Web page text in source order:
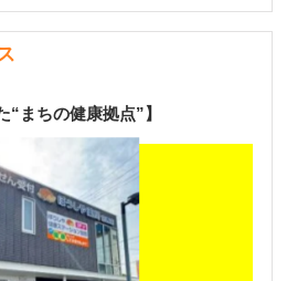
たつの神戸
県たつの市揖保川町神戸北山223-6・
番号：0791-76-7677・メール：
・オープン日：2025年7月1日
竜野駅より約5分／国道2号線沿い／
しています。ファームスタッフの手
を中心に、店
期的に開催しており、地域との交流
商品をお届けするだけでなく、“ 見守
っとした会話や様子から生活の変化に
を込めたコミュニケーションを行っ
考えています。 今後も、食・
切にしながら、地域に根ざした活動を
“まちの健康拠点”】